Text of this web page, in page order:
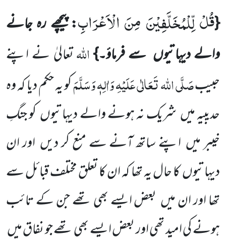
{قُلْ لِّلْمُخَلَّفِیْنَ مِنَ الْاَعْرَابِ: پیچھے رہ جانے
والے دیہاتیوں سے فرماؤ۔}اللہتعالیٰ نے اپنے
حبیبصَلَّی اللہتَعَالٰی عَلَیْہِ وَاٰلِہٖوَسَلَّمَکو یہ حکم دیا کہ وہ
حدیبیہ میںشریک نہ ہونے والے دیہاتیوںکوجنگِ
خیبر میں اپنے ساتھ آنے سے منع کر دیں اور ان
دیہاتیوںکا حال یہ تھا کہ ان کا تعلق مختلف قبائل سے
تھا اور ان میں بعض ایسے بھی تھے جن کے تائب
ہونے کی امید تھی اور بعض ایسے بھی تھے جو نفاق میں